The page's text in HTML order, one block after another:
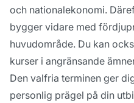
och nationalekonomi.
bygger vidare med
huvudområde. Du kan
kurser i angränsande
Den valfria terminen ger
personlig prägel på din